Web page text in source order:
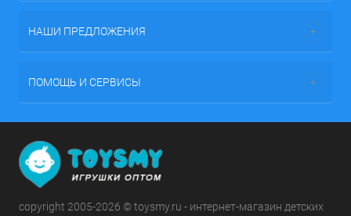
НАШИ ПРЕДЛОЖЕНИЯ
ПОМОЩЬ И СЕРВИСЫ
copyright 2005-2026 © toysmy.ru - интернет-магазин детских